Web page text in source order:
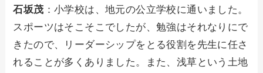
石坂茂 ：小学校は、地元の公立学校に通いました。
スポーツはそこそこでしたが、勉強はそれなりにで
きたので、リーダーシップをとる役割を先生に任さ
れることが多くありました。また、浅草という土地